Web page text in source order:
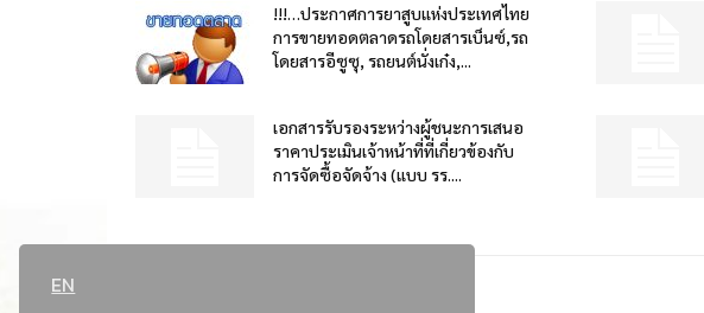
EN
!!!…ประกาศการยาสูบแห่งประเทศไทย
การขายทอดตลาดรถโดยสารเบ็นซ์,รถ
โดยสารอีซูซุ, รถยนต์นั่งเก๋ง,...
เอกสารรับรองระหว่างผู้ชนะการเสนอ
ราคาประเมินเจ้าหน้าที่ที่เกี่ยวข้องกับ
การจัดซื้อจัดจ้าง (แบบ รร....